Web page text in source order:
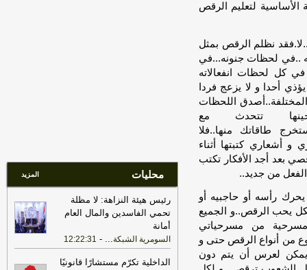
لتعليم الرقص
نظلم الرقص بمثل
..في لحظات جنونه...في
كل لحظات انفعالاته
أحدا و لا يزعج فردا
اللحظات
تتحدث مع
طاقاتك منها..فلا
و أشعاري كتبتها أثناء
بعد أجد الأفكار تكتب
من جديد..
رأسه أو حاجبيه أو
يحب الرقص..و الجميع
من مسرحياتي
من أنواع الرقص حتى و
يمكن لعرس أن يتم دون
17:31
أمين الجامعة العربية: نحذر من
إقدام بعض الأطراف من محاولات جبانة
لتوسيع رقعة الصراع-لبنانون 24
17:46
وزير الخزانة الأميركي: لن نسمح
لإيران اتخاذ التجارة العالمية رهينة أو
استخدام الشحن الدولي لتمويل الحرس
محليات المزيد
رئيس هيئة النزاهة: لا مظلة
تحمي الفاسدين والمال العام
أمانة
السومرية الشبكة...
-
12:22:31
الداخلية تكرّم مستشارًا قانونيًا